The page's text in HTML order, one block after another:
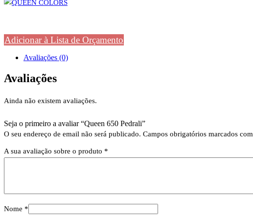
Adicionar à Lista de Orçamento
Avaliações (0)
Avaliações
Ainda não existem avaliações.
Seja o primeiro a avaliar “Queen 650 Pedrali”
O seu endereço de email não será publicado. Campos obrigatórios marcados com
A sua avaliação sobre o produto *
Nome *